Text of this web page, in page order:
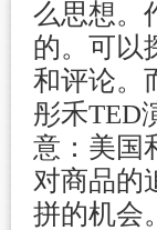
么思想。
的。可以
和评论。
彤禾TED
意：美国
对商品的
拼的机会